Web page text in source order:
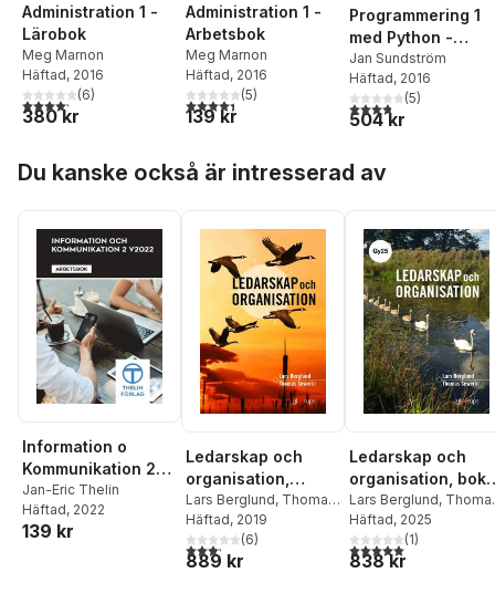
Administration 1 -
Lärobok
Meg Marnon
Häftad, 2016
4,2utav 5 stjärnor. Totalt antal röster:
(6)
380 kr
Administration 1 -
Arbetsbok
Meg Marnon
Häftad, 2016
4,4utav 5 stjärnor. Totalt antal röster:
(5)
139 kr
Programmering 1
med Python -
Lärobok
Jan Sundström
Häftad, 2016
3,8utav 5 stjärnor.
(5)
504 kr
Du kanske också är intresserad av
Information o
Kommunikation 2
V2022 - Arbetsbok
Jan-Eric Thelin
Häftad, 2022
139 kr
Ledarskap och
organisation,
elevbok,
Lars Berglund, Thomas
Sewerin
Häftad, 2019
3,2utav 5 stjärnor. Totalt antal röster:
(6)
889 kr
Ledarskap och
organisation, bok,
Gy25
Lars Berglund,
Sewerin
Häftad, 2025
5,0utav 5 stjärnor.
(1)
838 kr